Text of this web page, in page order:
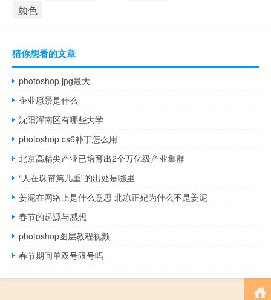
颜色
猜你想看的文章
photoshop jpg最大
企业愿景是什么
沈阳浑南区有哪些大学
photoshop cs6补丁怎么用
北京高精尖产业已培育出2个万亿级产业集群
“人在珠帘第几重”的出处是哪里
姜泥在网络上是什么意思 北凉正妃为什么不是姜泥
春节的起源与感想
photoshop图层教程视频
春节期间单双号限号吗